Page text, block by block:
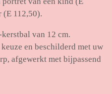
112,50).
van 12 cm.
en beschilderd met uw
afgewerkt met bijpassend